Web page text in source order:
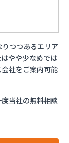
つつあるエリア
やや少なめでは
社をご案内可能
当社の無料相談